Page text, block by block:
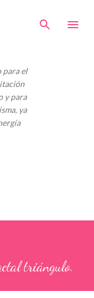
para el
y para
ya
triángulo.